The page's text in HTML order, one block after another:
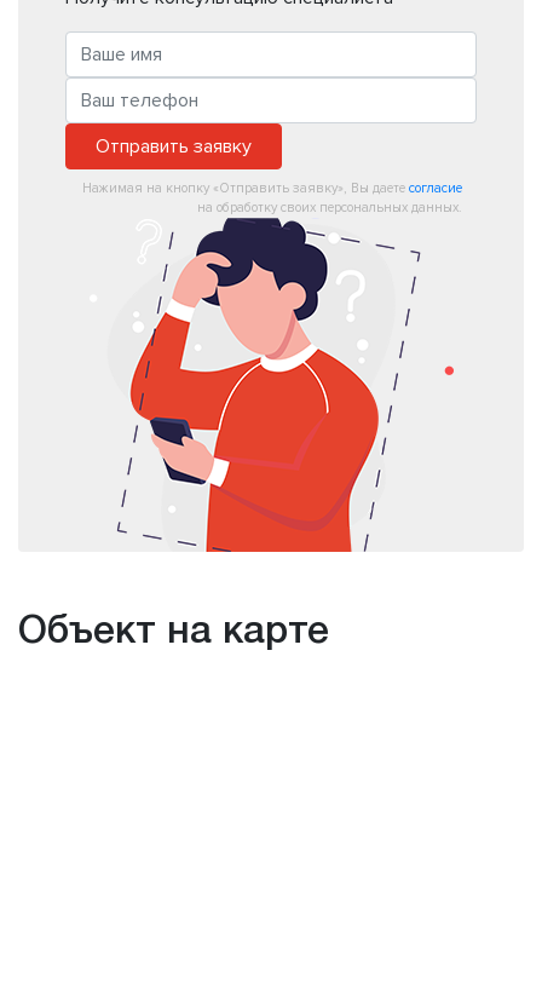
Отправить заявку
Нажимая на кнопку «Отправить заявку», Вы даете согласие
на обработку своих персональных данных.
Объект на карте